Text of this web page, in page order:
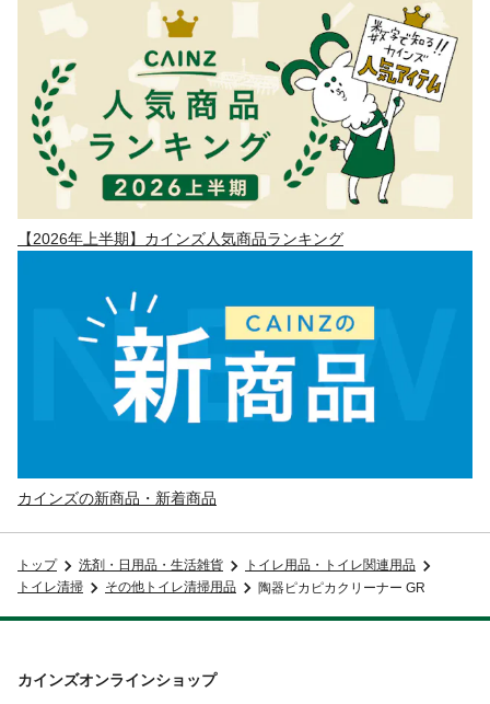
【2026年上半期】カインズ人気商品ランキング
カインズの新商品・新着商品
トップ 洗剤・日用品・生活雑貨
トイレ用品・トイレ関連用品
トイレ清掃
その他トイレ清掃用品 陶器ピカピカクリーナー GR
カインズオンラインショップ